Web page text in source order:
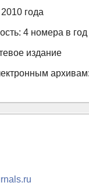
2010 года
4 номера в год
издание
архивам: